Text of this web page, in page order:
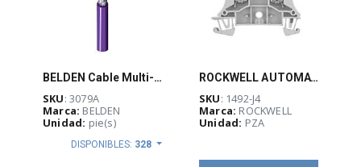
BELDEN Cable Multi-Conductor, 22 AWG, PVC, blindaje 100%, TC-ER 600 V, RoHS
SKU: 3079A
Marca: BELDEN
Unidad: pie(s)
DISPONIBLES: 328
ROCKWELL AUTOMATION 1492, CLEMA, 4mm, - 1492J4
SKU: 1492-J4
Marca: ROCKWELL
Unidad: PZA